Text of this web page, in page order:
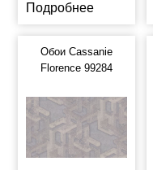
Подробнее
Обои Cassanie
Florence 99284